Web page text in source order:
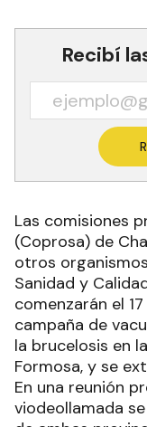
Recibí
Las comisiones
(Coprosa) de
otros
Sanidad y
comenzarán el
campaña de
la brucelosis en
Formosa, y se
En una reunión
viodeollamada